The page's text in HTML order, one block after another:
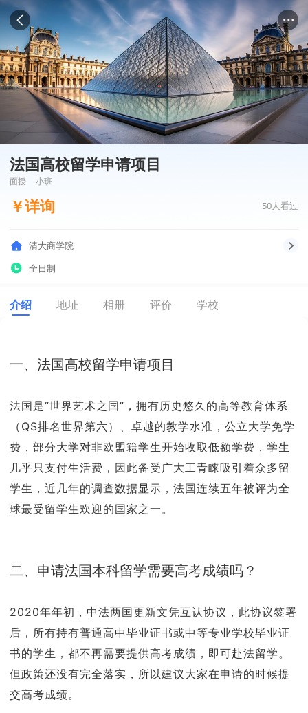
法国高校留学申请项目
面授 小班
￥详询 50人看过
清大商学院
全日制
介绍 地址 相册 评价 学校
一、法国高校留学申请项目
法国是“世界艺术之国”，拥有历史悠久的高等教育体系
（QS排名世界第六）、卓越的教学水准，公立大学免学
费，部分大学对非欧盟籍学生开始收取低额学费，学生
几乎只支付生活费，因此备受广大工青睐吸引着众多留
学生，近几年的调查数据显示，法国连续五年被评为全
球最受留学生欢迎的国家之一。
二、申请法国本科留学需要高考成绩吗？
2020年年初，中法两国更新文凭互认协议，此协议签署
后，所有持有普通高中毕业证书或中等专业学校毕业证
书的学生，都不再需要提供高考成绩，即可赴法留学。
但政策还没有完全落实，所以建议大家在申请的时候提
交高考成绩。